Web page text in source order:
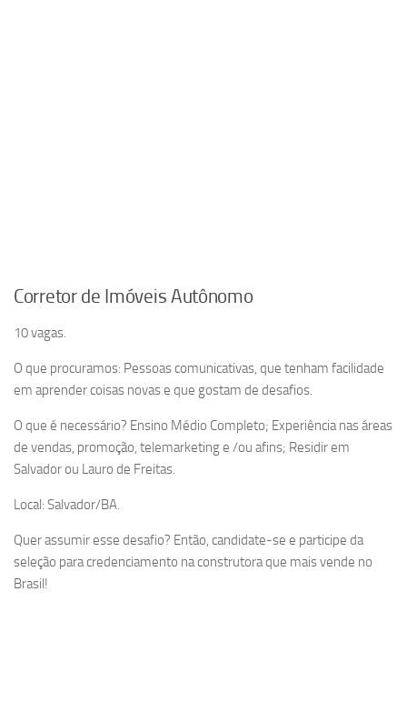
Corretor de Imóveis Autônomo
10 vagas.
O que procuramos: Pessoas comunicativas, que tenham facilidade
em aprender coisas novas e que gostam de desafios.
O que é necessário? Ensino Médio Completo; Experiência nas áreas
de vendas, promoção, telemarketing e /ou afins; Residir em
Salvador ou Lauro de Freitas.
Local: Salvador/BA.
Quer assumir esse desafio? Então, candidate-se e participe da
seleção para credenciamento na construtora que mais vende no
Brasil!